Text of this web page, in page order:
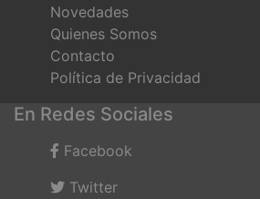
Novedades
Quienes Somos
Contacto
Política de Privacidad
En Redes Sociales
Facebook
Twitter